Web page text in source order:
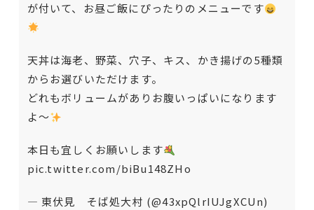
が付いて、お昼ご飯にぴったりのメニューです
天丼は海老、野菜、穴子、キス、かき揚げの5種類
からお選びいただけます。
どれもボリュームがありお腹いっぱいになります
よ〜
本日も宜しくお願いします
pic.twitter.com/biBu148ZHo
— 東伏見 そば処大村 (@43xpQlrIUJgXCUn)